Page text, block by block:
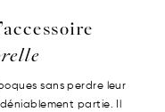
sans perdre leur
partie. Il